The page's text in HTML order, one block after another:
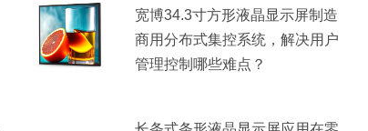
宽博34.3寸方形液晶显示屏制造
商用分布式集控系统，解决用户
管理控制哪些难点？